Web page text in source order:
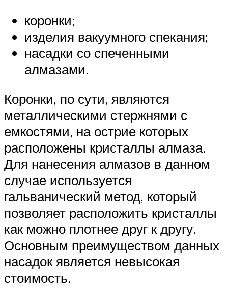
коронки;
изделия вакуумного спекания;
насадки со спеченными
алмазами.
Коронки, по сути, являются
металлическими стержнями с
емкостями, на острие которых
расположены кристаллы алмаза.
Для нанесения алмазов в данном
случае используется
гальванический метод, который
позволяет расположить кристаллы
как можно плотнее друг к другу.
Основным преимуществом данных
насадок является невысокая
стоимость.